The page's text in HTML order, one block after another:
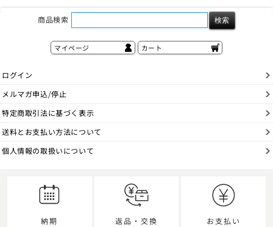
商品検索
マイページ カート
ログイン
メルマガ申込/停止
特定商取引法に基づく表示
送料とお支払い方法について
個人情報の取扱いについて
納期 返品・交換 お支払い